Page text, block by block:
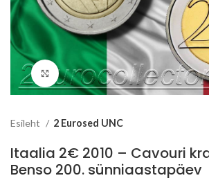
Suurenda
Esileht 2 Eurosed UNC
Itaalia 2€ 2010 – Cavouri
Benso 200. sünniaastapäev